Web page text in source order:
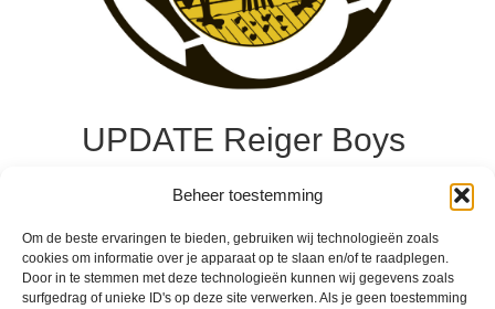
Beheer toestemming
Om de beste ervaringen te bieden, gebruiken wij technologieën zoals
cookies om informatie over je apparaat op te slaan en/of te raadplegen.
Door in te stemmen met deze technologieën kunnen wij gegevens zoals
surfgedrag of unieke ID's op deze site verwerken. Als je geen toestemming
UPDATE Reiger Boys
m.b.t. coronavirus 22
april 2020
22 april 2020